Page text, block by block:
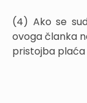
(4) Ako se
ovoga članka
pristojba plaća